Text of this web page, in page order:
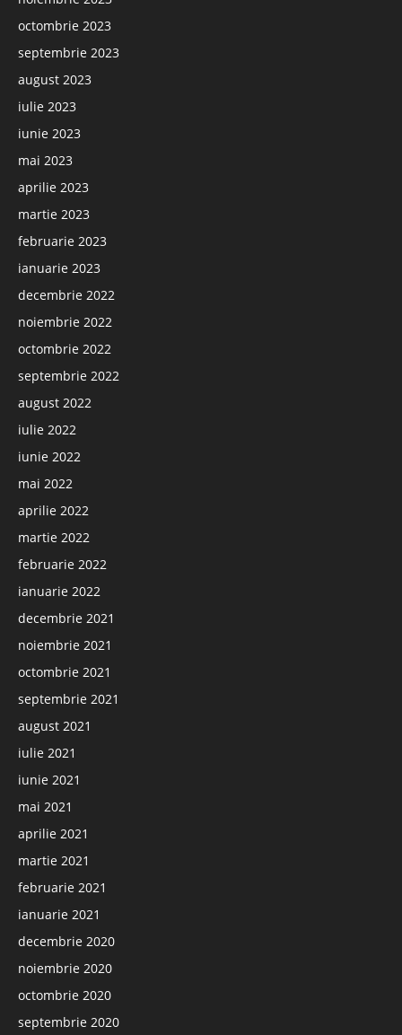
octombrie 2023
septembrie 2023
august 2023
iulie 2023
iunie 2023
mai 2023
aprilie 2023
martie 2023
februarie 2023
ianuarie 2023
decembrie 2022
noiembrie 2022
octombrie 2022
septembrie 2022
august 2022
iulie 2022
iunie 2022
mai 2022
aprilie 2022
martie 2022
februarie 2022
ianuarie 2022
decembrie 2021
noiembrie 2021
octombrie 2021
septembrie 2021
august 2021
iulie 2021
iunie 2021
mai 2021
aprilie 2021
martie 2021
februarie 2021
ianuarie 2021
decembrie 2020
noiembrie 2020
octombrie 2020
septembrie 2020